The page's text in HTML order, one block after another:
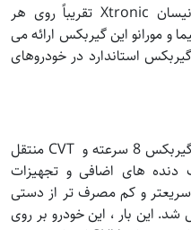
CVT نیز در این مدت احیا شد. نیسان Xtronic تقریباً روی هر
و مورانو این گیربکس ارائه می
خودرو به گیربکس استاندارد در خودروهای
در 7 سال بعد به نوعی همه چیز به گیربکس 8 سرعته و CVT منتقل
های اضافی و تجهیزات
سریعتر و کم مصرف تر از دستی
پیداش شد. این بار ، این خودرو بر روی